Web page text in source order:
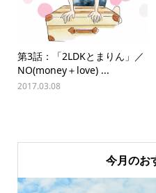
第3話：「2LDKとまりん」／
NO(money＋love) ...
2017.03.08
今月のお